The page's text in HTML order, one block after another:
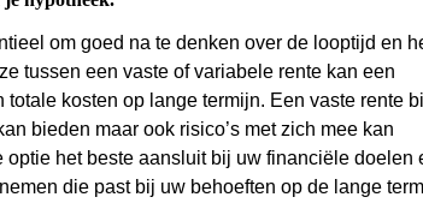
om goed na te denken over de looptijd en
tussen een vaste of variabele rente kan een
kosten op lange termijn. Een vaste rente
bieden maar ook risico’s met zich mee kan
het beste aansluit bij uw financiële doelen
die past bij uw behoeften op de lange